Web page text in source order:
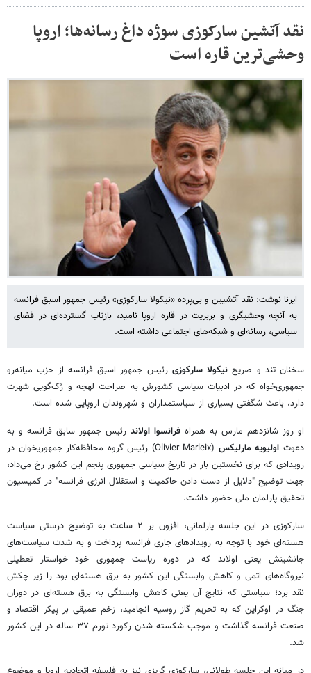
نقد آتشین سارکوزی سوژه داغ رسانه‌ها؛ اروپا
وحشی‌ترین قاره است
ایرنا نوشت: نقد آتشیین و بی‌پرده «نیکولا سارکوزی» رئیس جمهور اسبق فرانسه
به آنچه وحشیگری و بربریت در قاره اروپا نامید، بازتاب گسترده‌ای در فضای
سیاسی، رسانه‌ای و شبکه‌های اجتماعی داشته است.
سخنان تند و صریح نیکولا سارکوزی رئیس جمهور اسبق فرانسه از حزب میانه‌رو
جمهوری‌خواه که در ادبیات سیاسی کشورش به صراحت‌ لهجه و رُک‌گویی شهرت
دارد، باعث شگفتی بسیاری از سیاستمداران و شهروندان اروپایی شده است.
او روز شانزدهم مارس به همراه فرانسوا اولاند رئیس جمهور سابق فرانسه و به
دعوت اولیویه مارلیکس
(Olivier Marleix) رئیس گروه محافظه‌کار جمهوریخوان در
رویدادی که برای نخستین بار در تاریخ سیاسی جمهوری پنجم این کشور رخ می‌داد،
جهت توضیح "دلایل از دست دادن حاکمیت و استقلال انرژی فرانسه" در کمیسیون
تحقیق پارلمان ملی حضور داشت.
سارکوزی در این جلسه پارلمانی، افزون بر ۲ ساعت به توضیح درستی سیاست
هسته‌ای خود با توجه به رویدادهای جاری فرانسه پرداخت و به شدت سیاست‌های
جانشینش یعنی اولاند که در دوره ریاست جمهوری خود خواستار تعطیلی
نیروگاه‌های اتمی و کاهش وابستگی این کشور به برق هسته‌ای بود را زیر چکش
نقد برد؛ سیاستی که نتایج آن یعنی کاهش وابستگی به برق هسته‌ای در دوران
جنگ در اوکراین که به تحریم گاز روسیه انجامید، زخم عمیقی بر پیکر اقتصاد و
صنعت فرانسه گذاشت و موجب شکسته شدن رکورد تورم ۳۷ ساله در این کشور
شد.